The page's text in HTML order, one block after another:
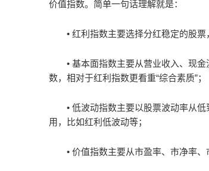
价值指数。简单一句话理解就是：
• 红利指数主要选择分红稳定的股
• 基本面指数主要从营业收入、现
数，相对于红利指数更看重“综合素质”；
• 低波动指数主要以股票波动率从
用，比如红利低波动等；
• 价值指数主要从市盈率、市净率